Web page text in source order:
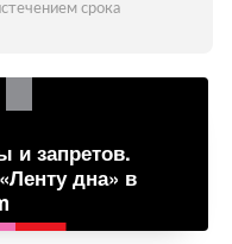
срока
и запретов.
дна» в